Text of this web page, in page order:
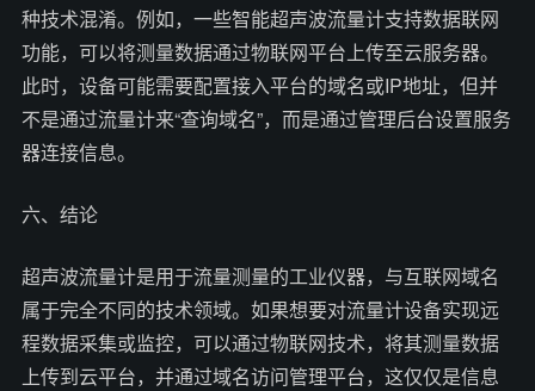
种技术混淆。例如，一些智能超声波流量计支持数据联网
功能，可以将测量数据通过物联网平台上传至云服务器。
此时，设备可能需要配置接入平台的域名或IP地址，但并
不是通过流量计来“查询域名”，而是通过管理后台设置服务
器连接信息。
六、结论
超声波流量计是用于流量测量的工业仪器，与互联网域名
属于完全不同的技术领域。如果想要对流量计设备实现远
程数据采集或监控，可以通过物联网技术，将其测量数据
上传到云平台，并通过域名访问管理平台，这仅仅是信息